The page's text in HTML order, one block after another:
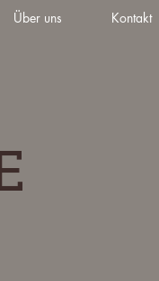
Über uns Kontakt